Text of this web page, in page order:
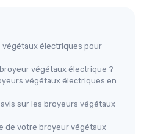
végétaux électriques pour
végétaux électrique ?
végétaux électriques en
sur les broyeurs végétaux
de votre broyeur végétaux